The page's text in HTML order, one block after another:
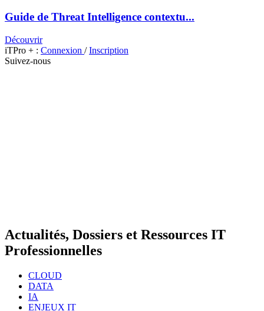
Guide de Threat Intelligence contextu...
Découvrir
iTPro + : Connexion /Inscription
Suivez-nous
Actualités, Dossiers et Ressources IT
Professionnelles
CLOUD
DATA
IA
ENJEUX IT